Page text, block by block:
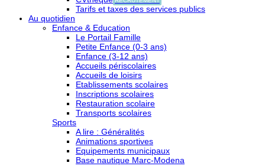
Tarifs et taxes des services publics
Au quotidien
Enfance & Education
Le Portail Famille
Petite Enfance (0-3 ans)
Enfance (3-12 ans)
Accueils périscolaires
Accueils de loisirs
Etablissements scolaires
Inscriptions scolaires
Restauration scolaire
Transports scolaires
Sports
A lire : Généralités
Animations sportives
Equipements municipaux
Base nautique Marc-Modena